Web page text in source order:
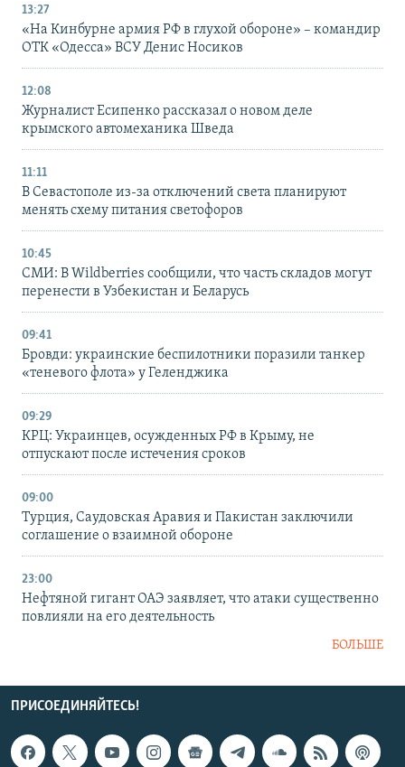
13:27
«На Кинбурне армия РФ в глухой обороне» – командир
ОТК «Одесса» ВСУ Денис Носиков
12:08
Журналист Есипенко рассказал о новом деле
крымского автомеханика Шведа
11:11
В Севастополе из-за отключений света планируют
менять схему питания светофоров
10:45
СМИ: В Wildberries сообщили, что часть складов могут
перенести в Узбекистан и Беларусь
09:41
Бровди: украинские беспилотники поразили танкер
«теневого флота» у Геленджика
09:29
КРЦ: Украинцев, осужденных РФ в Крыму, не
отпускают после истечения сроков
09:00
Турция, Саудовская Аравия и Пакистан заключили
соглашение о взаимной обороне
23:00
Нефтяной гигант ОАЭ заявляет, что атаки существенно
повлияли на его деятельность
БОЛЬШЕ
ПРИСОЕДИНЯЙТЕСЬ!